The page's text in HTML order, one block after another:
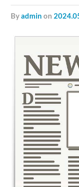
byadmin on